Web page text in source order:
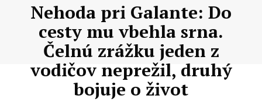
Nehoda pri Galante: Do
cesty mu vbehla srna.
Čelnú zrážku jeden z
vodičov neprežil, druhý
bojuje o život